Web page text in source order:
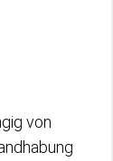
von